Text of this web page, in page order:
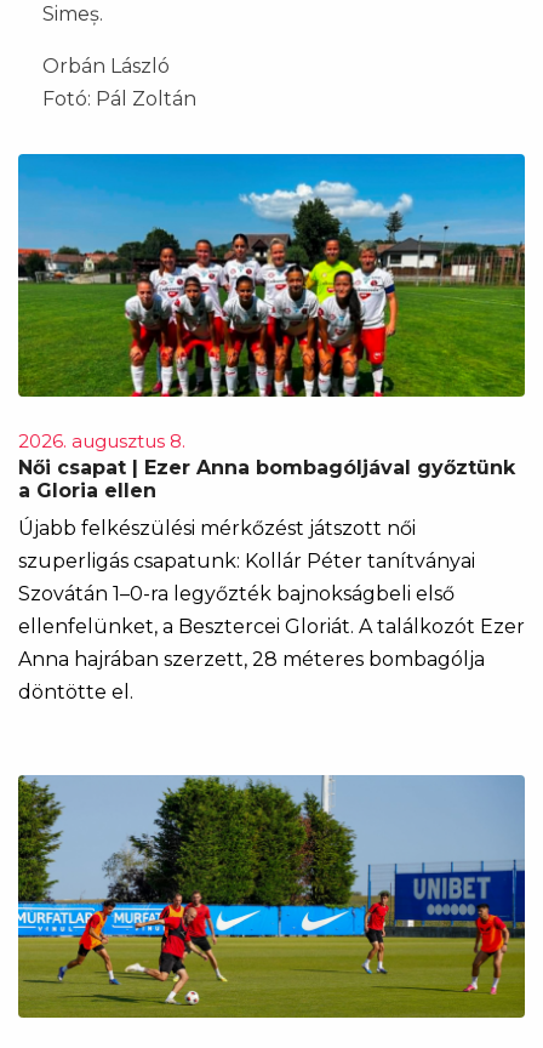
Simeș.
Orbán László
Fotó: Pál Zoltán
2026. augusztus 8.
Női csapat | Ezer Anna bombagóljával győztünk
a Gloria ellen
Újabb felkészülési mérkőzést játszott női
szuperligás csapatunk: Kollár Péter tanítványai
Szovátán 1–0-ra legyőzték bajnokságbeli első
ellenfelünket, a Besztercei Gloriát. A találkozót Ezer
Anna hajrában szerzett, 28 méteres bombagólja
döntötte el.